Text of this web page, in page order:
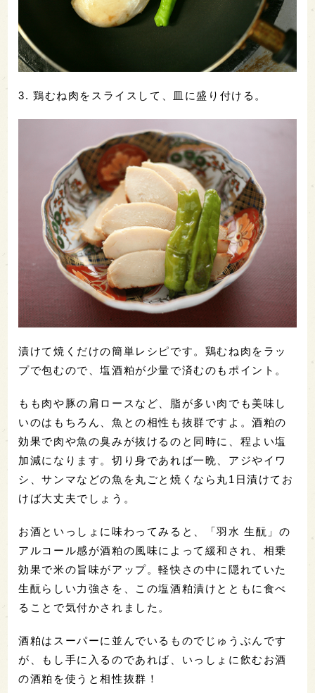
3. 鶏むね肉をスライスして、皿に盛り付ける。
漬けて焼くだけの簡単レシピです。鶏むね肉をラッ
プで包むので、塩酒粕が少量で済むのもポイント。
もも肉や豚の肩ロースなど、脂が多い肉でも美味し
いのはもちろん、魚との相性も抜群ですよ。酒粕の
効果で肉や魚の臭みが抜けるのと同時に、程よい塩
加減になります。切り身であれば一晩、アジやイワ
シ、サンマなどの魚を丸ごと焼くなら丸1日漬けてお
けば大丈夫でしょう。
お酒といっしょに味わってみると、「羽水 生酛」の
アルコール感が酒粕の風味によって緩和され、相乗
効果で米の旨味がアップ。軽快さの中に隠れていた
生酛らしい力強さを、この塩酒粕漬けとともに食べ
ることで気付かされました。
酒粕はスーパーに並んでいるものでじゅうぶんです
が、もし手に入るのであれば、いっしょに飲むお酒
の酒粕を使うと相性抜群！